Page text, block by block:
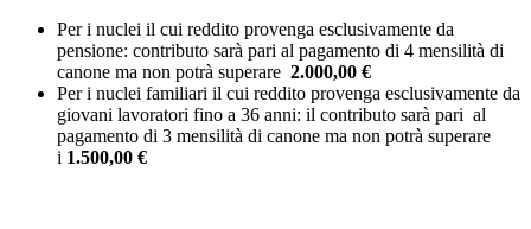
Per i nuclei il cui reddito provenga esclusivamente da
pensione: contributo sarà pari al pagamento di 4 mensilità di
canone ma non potrà superare 2.000,00 €
Per i nuclei familiari il cui reddito provenga esclusivamente da
giovani lavoratori fino a 36 anni: il contributo sarà pari al
pagamento di 3 mensilità di canone ma non potrà superare
i 1.500,00 €